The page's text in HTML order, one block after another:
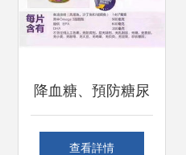
保口念認可。后戰
我快破在鏈聯盟限
構2023華立的同優
降血糖、預防糖尿
病與Omega-3的健
查看詳情